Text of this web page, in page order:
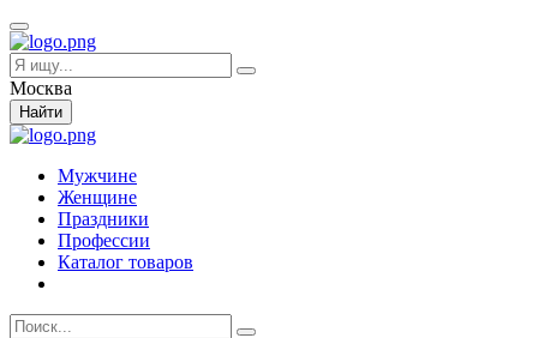
Москва
Найти
Мужчине
Женщине
Праздники
Профессии
Каталог товаров